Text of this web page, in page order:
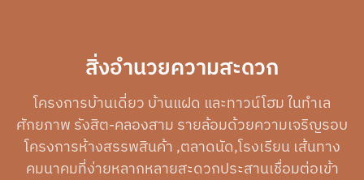
สิ่งอำนวยความสะดวก
โครงการบ้านเดี่ยว บ้านแฝด และทาวน์โฮม ในทำเล
ศักยภาพ รังสิต-คลองสาม รายล้อมด้วยความเจริญรอบ
โครงการห้างสรรพสินค้า ,ตลาดนัด,โรงเรียน เส้นทาง
คมนาคมที่ง่ายหลากหลายสะดวกประสานเชื่อมต่อเข้า